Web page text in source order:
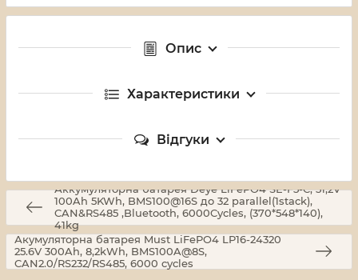
Опис
Характеристики
Відгуки
Аккумуляторна батарея Deye LiFePO4 SE-F5-C, 51,2V
100Ah 5KWh, BMS100@16S до 32 parallel(1stack),
CAN&RS485 ,Bluetooth, 6000Cycles, (370*548*140),
41kg
Акумуляторна батарея Must LiFePO4 LP16-24320
25.6V 300Ah, 8,2kWh, BMS100A@8S,
CAN2.0/RS232/RS485, 6000 cycles